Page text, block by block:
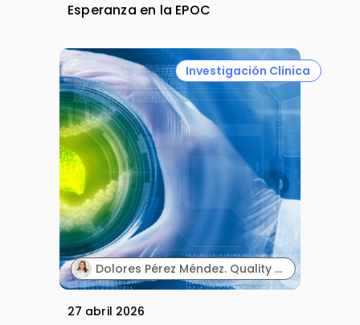
Esperanza en la EPOC
Investigación Clínica
Dolores Pérez Méndez. Quality Department Director. Sermes CRO.
27 abril 2026